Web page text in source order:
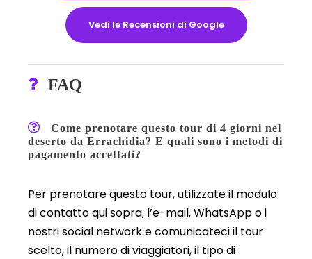
Vedi le Recensioni di Google
FAQ
Come prenotare questo tour di 4 giorni nel
deserto da Errachidia? E quali sono i metodi di
pagamento accettati?
Per prenotare questo tour, utilizzate il modulo
di contatto qui sopra, l’e-mail, WhatsApp o i
nostri social network e comunicateci il tour
scelto, il numero di viaggiatori, il tipo di